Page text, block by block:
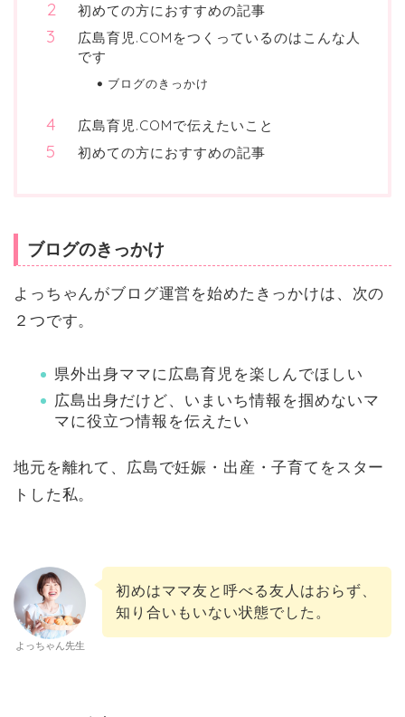
初めての方におすすめの記事
広島育児.COMをつくっているのはこんな人
です
ブログのきっかけ
広島育児.COMで伝えたいこと
初めての方におすすめの記事
ブログのきっかけ
よっちゃんがブログ運営を始めたきっかけは、次の
２つです。
県外出身ママに広島育児を楽しんでほしい
広島出身だけど、いまいち情報を掴めないマ
マに役立つ情報を伝えたい
地元を離れて、広島で妊娠・出産・子育てをスター
トした私。
よっちゃん先生
初めはママ友と呼べる友人はおらず、
知り合いもいない状態でした。